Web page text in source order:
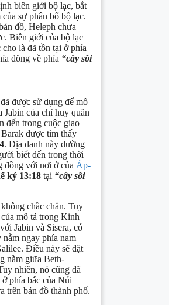
biên giới bộ lạc, bắt
sự phân bổ bộ lạc.
đồ, Heleph chưa
Biên giới của bộ lạc
là đã tồn tại ở phía
đông về phía “cây sồi
được sử dụng để mô
Jabin của chỉ huy quân
đến trong cuộc giao
được tìm thấy
. Địa danh này dường
biết đến trong thời
đồng với nơi ở của Áp-
ký 13:18 tại “cây sồi
chắc chắn. Tuy
mô tả trong Kinh
Jabin và Sisera, có
ngay phía nam –
Điều này sẽ đặt
nằm giữa Beth-
nhiên, nó cũng đã
phía bắc của Núi
trên bản đồ thành phố.